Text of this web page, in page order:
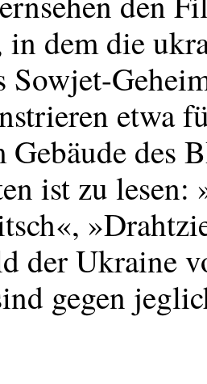
in dem die
Sowjet-
etwa
Gebäude des
ist zu
der Ukraine
gegen